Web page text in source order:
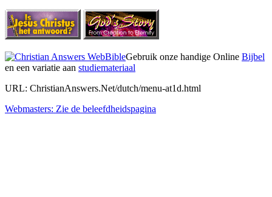
Gebruik onze handige Online Bijbel
en een variatie aan studiemateriaal
URL: ChristianAnswers.Net/dutch/menu-at1d.html
Webmasters: Zie de beleefdheidspagina